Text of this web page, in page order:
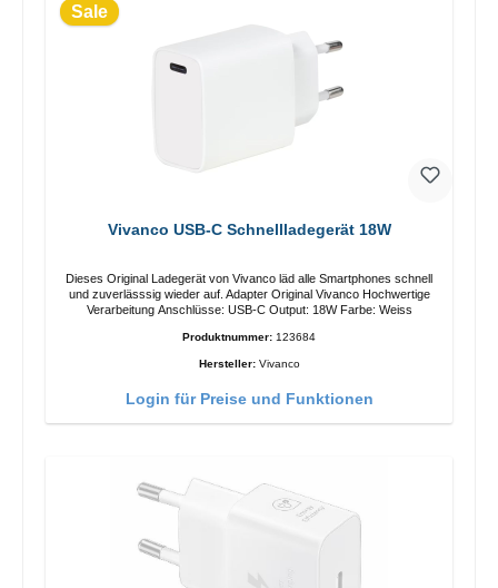
Sale
Vivanco USB-C Schnellladegerät 18W
Dieses Original Ladegerät von Vivanco läd alle Smartphones schnell
und zuverlässsig wieder auf. Adapter Original Vivanco Hochwertige
Verarbeitung Anschlüsse: USB-C Output: 18W Farbe: Weiss
Produktnummer: 123684
Hersteller: Vivanco
Login für Preise und Funktionen